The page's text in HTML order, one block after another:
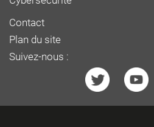
Contact
Plan du site
Suivez-nous :